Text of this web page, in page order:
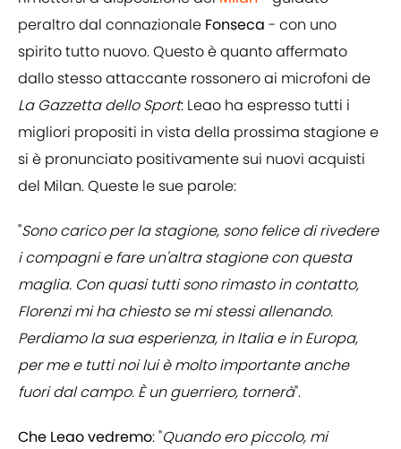
peraltro dal connazionale Fonseca - con uno
spirito tutto nuovo. Questo è quanto affermato
dallo stesso attaccante rossonero ai microfoni de
La Gazzetta dello Sport: Leao ha espresso tutti i
migliori propositi in vista della prossima stagione e
si è pronunciato positivamente sui nuovi acquisti
del Milan. Queste le sue parole:
"Sono carico per la stagione, sono felice di rivedere
i compagni e fare un'altra stagione con questa
maglia. Con quasi tutti sono rimasto in contatto,
Florenzi mi ha chiesto se mi stessi allenando.
Perdiamo la sua esperienza, in Italia e in Europa,
per me e tutti noi lui è molto importante anche
fuori dal campo. È un guerriero, tornerà".
Che Leao vedremo: "Quando ero piccolo, mi